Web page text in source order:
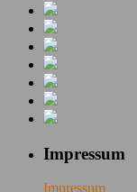
Impressum
Impressum